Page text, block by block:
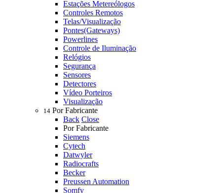
Estações Metereólogos
Controles Remotos
Telas/Visualização
Pontes(Gateways)
Powerlines
Controle de Iluminação
Relógios
Segurança
Sensores
Detectores
Vídeo Porteiros
Visualização
14 Por Fabricante
Back Close
Por Fabricante
Siemens
Cytech
Datwyler
Radiocrafts
Becker
Preussen Automation
Somfy